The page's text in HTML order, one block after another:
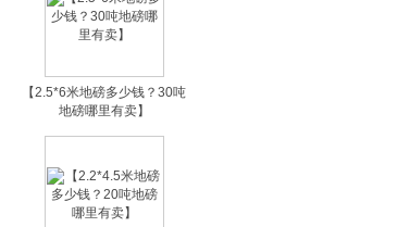
【2.5*6米地磅多少钱？30吨
地磅哪里有卖】